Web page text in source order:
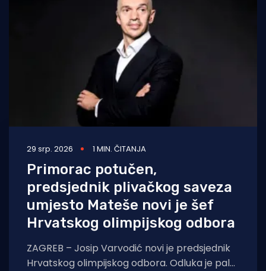
29 srp. 2026 1 MIN. ČITANJA
Primorac potučen,
predsjednik plivačkog saveza
umjesto Mateše novi je šef
Hrvatskog olimpijskog odbora
ZAGREB – Josip Varvodić novi je predsjednik
Hrvatskog olimpijskog odbora. Odluka je pala